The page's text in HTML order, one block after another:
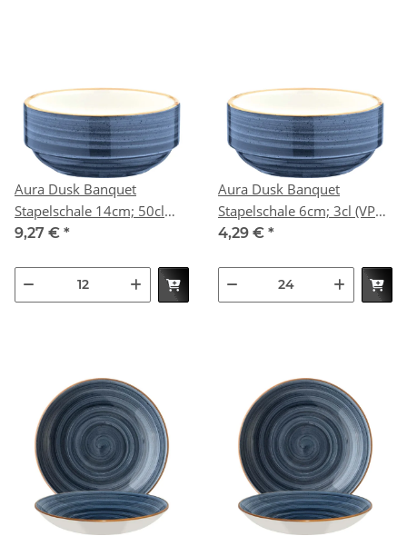
Aura Dusk Banquet
Stapelschale 14cm; 50cl
(VPE 12 St.)
9,27 € *
Aura Dusk Banquet
Stapelschale 6cm; 3cl (VPE
24 St.)
4,29 € *